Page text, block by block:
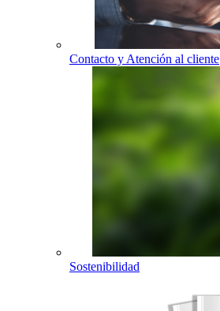
Contacto y Atención al cliente
Sostenibilidad